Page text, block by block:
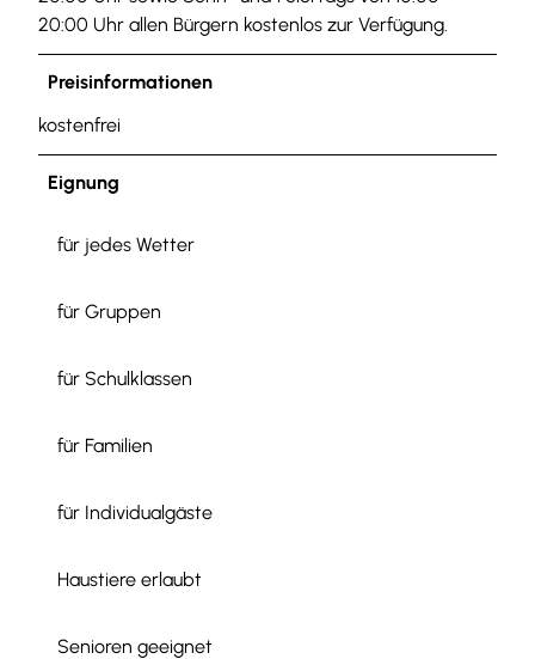
20:00 Uhr allen Bürgern kostenlos zur Verfügung.
Preisinformationen
kostenfrei
Eignung
für jedes Wetter
für Gruppen
für Schulklassen
für Familien
für Individualgäste
Haustiere erlaubt
Senioren geeignet